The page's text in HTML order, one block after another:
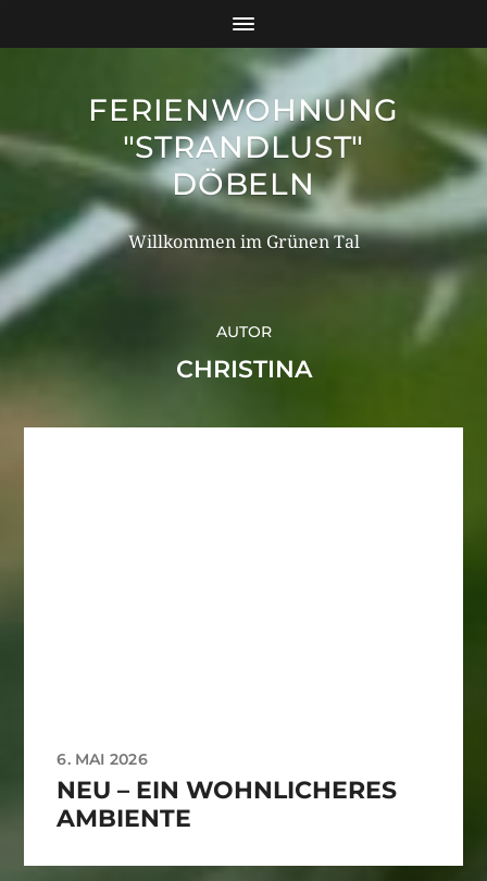
FERIENWOHNUNG
"STRANDLUST"
DÖBELN
Willkommen im Grünen Tal
AUTOR
CHRISTINA
6. MAI 2026
NEU – EIN WOHNLICHERES
AMBIENTE